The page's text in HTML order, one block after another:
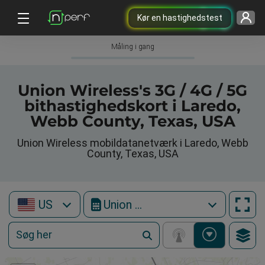
Kør en hastighedstest
Måling i gang
Union Wireless's 3G / 4G / 5G
bithastighedskort i Laredo,
Webb County, Texas, USA
Union Wireless mobildatanetværk i Laredo, Webb
County, Texas, USA
US Union Wireless